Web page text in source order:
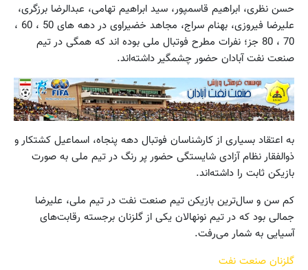
حسن نظری، ابراهیم قاسمپور، سید ابراهیم تهامی، عبدالرضا برزگری،
علیرضا فیروزی، بهنام سراج، مجاهد خضیراوی در دهه های 50 ، 60 ،
70 ، 80 جز؛ نفرات مطرح فوتبال ملی بوده اند که همگی در تیم
صنعت نفت آبادان حضور چشمگیر داشته‌اند.
به اعتقاد بسیاری از کارشناسان فوتبال دهه پنجاه، اسماعیل کشتکار و
ذوالفقار نظام آزادی شایستگی حضور پر رنگ در تیم ملی به صورت
بازیکن ثابت را داشته‌اند.
کم سن و سال‌ترین بازیکن تیم صنعت نفت در تیم ملی، علیرضا
جمالی بود که در تیم نونهالان یکی از گلزنان برجسته رقابت‌های
آسیایی به شمار می‌رفت.
گلزنان صنعت نفت